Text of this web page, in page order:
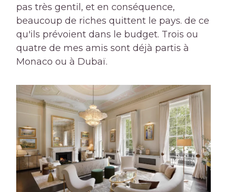
pas très gentil, et en conséquence,
beaucoup de riches quittent le pays. de ce
qu'ils prévoient dans le budget. Trois ou
quatre de mes amis sont déjà partis à
Monaco ou à Dubaï.